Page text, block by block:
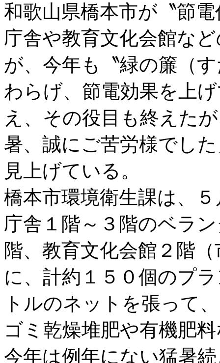
和歌山県橋本市が〝節
庁舎や教育文化会館な
が、今年も〝緑の簾（
わらげ、節電効果を上
え、その役目も終えた
暑、誠にご苦労様でし
見上げている。
橋本市環境衛生課は、
庁舎１階～３階のベラ
階、教育文化会館２階
に、計約１５０個のプ
トルのネットを張って
ゴミ乾燥堆肥や有機肥
今年は例年にない猛暑